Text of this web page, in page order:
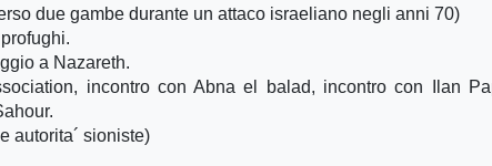
due gambe durante un attaco israeliano negli anni 70)
a Nazareth.
incontro con Abna el balad, incontro con Ilan
autorita´ sioniste)